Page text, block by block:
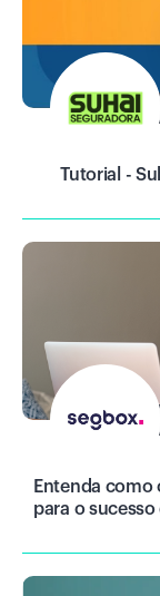
Tutorial -
Entenda
para o